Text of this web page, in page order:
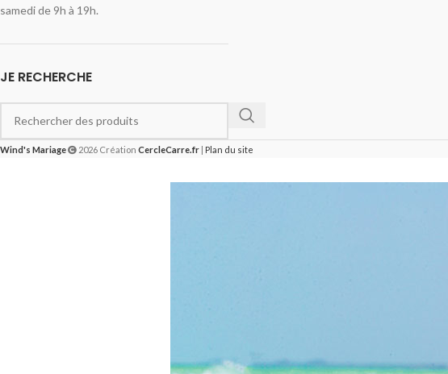
samedi de 9h à 19h.
JE RECHERCHE
Wind's Mariage 2026 Création CercleCarre.fr | Plan du site